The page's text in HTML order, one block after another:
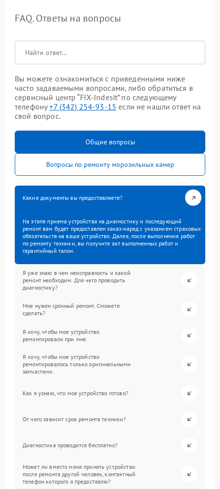
FAQ. Ответы на вопросы
Вы можете ознакомиться с приведенными ниже
часто задаваемыми вопросами, либо обратиться в
сервисный центр “FIX-Indesit” по следующему
телефону+7 (342) 254-93-15 если не нашли ответ на
свой вопрос.
Общие вопросы
Вопросы по ремонту морозильных камер
Какие документы вы предоставляете?
На этапе приема устройства на диагностику и последующий
ремонт вам будет предоставлен заказ-наряд с указанием страховых
обязательств на ваше устройство. Далее, после выполнения работ
по ремонту техники, вы получите акт выполненных работ и
гарантийный талон.
Я уже знаю в чем неисправность и какой
ремонт необходим. Для чего проводить
диагностику?
Мне нужен срочный ремонт. Сможете
сделать?
Я хочу, чтобы мое устройство
ремонтировали при мне.
Я хочу, чтобы мое устройство
ремонтировалось только оригинальными
запчастями.
Как я узнаю, что мое устройство готово?
От чего зависит срок ремонта техники?
Диагностика проводится бесплатно?
Может ли вместо меня принять устройство
после ремонта другой человек, контактный
телефон которого я предоставлю?